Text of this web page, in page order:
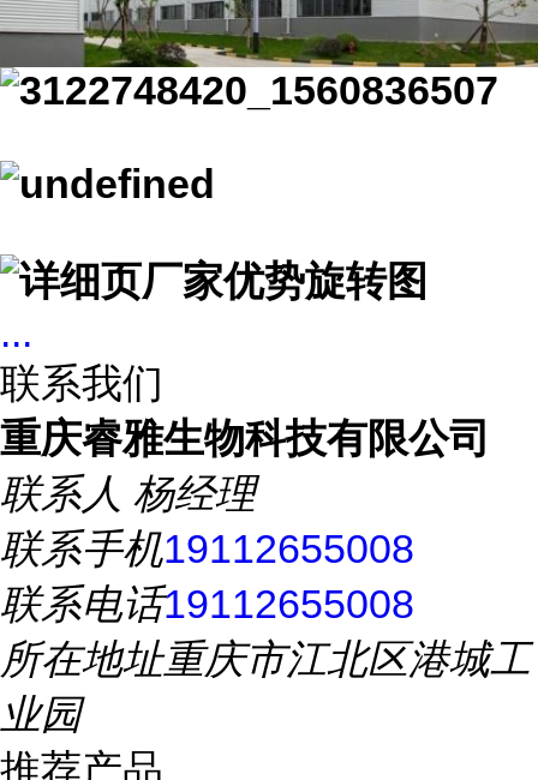
...
联系我们
重庆睿雅生物科技有限公司
联系人 杨经理
联系手机19112655008
联系电话19112655008
所在地址重庆市江北区港城工
业园
推荐产品